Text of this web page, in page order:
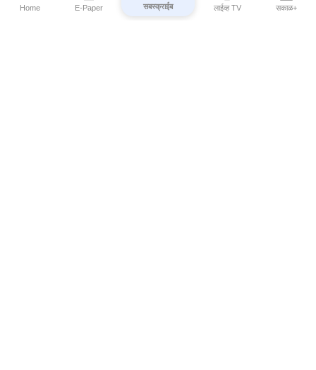
Home E-Paper सबस्क्राईब लाईव्ह TV सकाळ+